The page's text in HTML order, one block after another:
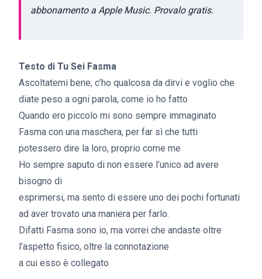
abbonamento a Apple Music. Provalo gratis.
Testo di Tu Sei Fasma
Ascoltatemi bene, c’ho qualcosa da dirvi e voglio che
diate peso a ogni parola, come io ho fatto
Quando ero piccolo mi sono sempre immaginato
Fasma con una maschera, per far sì che tutti
potessero dire la loro, proprio come me
Ho sempre saputo di non essere l’unico ad avere
bisogno di
esprimersi, ma sento di essere uno dei pochi fortunati
ad aver trovato una maniera per farlo.
Difatti Fasma sono io, ma vorrei che andaste oltre
l’aspetto fisico, oltre la connotazione
a cui esso è collegato